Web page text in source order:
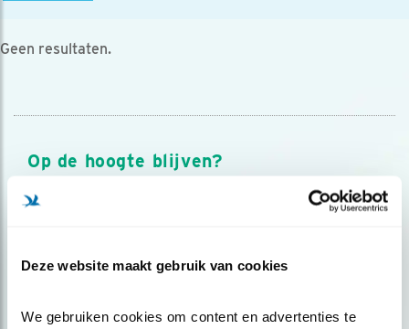
Deze website maakt gebruik van cookies
We gebruiken cookies om content en advertenties te
Geen resultaten.
Op de hoogte blijven?
Meld je aan en ontvang nieuws, inspiratie, acties en tips
over vogels en activiteiten van Vogelbescherming.